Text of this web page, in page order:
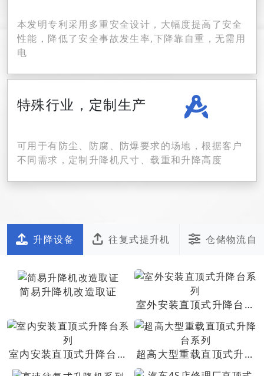
本发明专利采用多重安全设计，大幅度提高了安全
性能，降低了安全事故发生率,下降靠自重，无需用
电
特殊行业，定制生产
可用于有防尘、防腐、防爆要求的场地，根据客户
不同需求，定制升降机尺寸、载重和升降高度
升降设备 往复式提升机 仓储物流自
简易升降机改造取证
室外安装直顶式升降台系
室内安装直顶式升降台系
超高大型重载直顶式升降